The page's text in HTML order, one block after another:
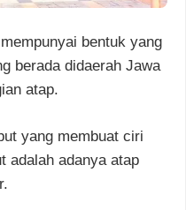
bentuk yang
berada didaerah Jawa
atap.
yang membuat ciri
adalah adanya atap